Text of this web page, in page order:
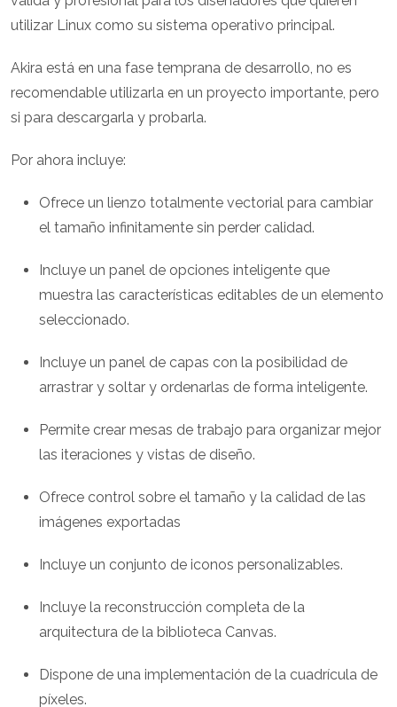
utilizar Linux como su sistema operativo principal.
Akira está en una fase temprana de desarrollo, no es
recomendable utilizarla en un proyecto importante, pero
si para descargarla y probarla.
Por ahora incluye:
Ofrece un lienzo totalmente vectorial para cambiar
el tamaño infinitamente sin perder calidad.
Incluye un panel de opciones inteligente que
muestra las características editables de un elemento
seleccionado.
Incluye un panel de capas con la posibilidad de
arrastrar y soltar y ordenarlas de forma inteligente.
Permite crear mesas de trabajo para organizar mejor
las iteraciones y vistas de diseño.
Ofrece control sobre el tamaño y la calidad de las
imágenes exportadas
Incluye un conjunto de iconos personalizables.
Incluye la reconstrucción completa de la
arquitectura de la biblioteca Canvas.
Dispone de una implementación de la cuadrícula de
píxeles.